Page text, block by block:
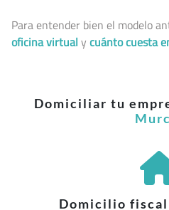
Para entender bien el modelo
oficina virtual ycuánto cuesta
Domiciliar tu
Domicilio fiscal